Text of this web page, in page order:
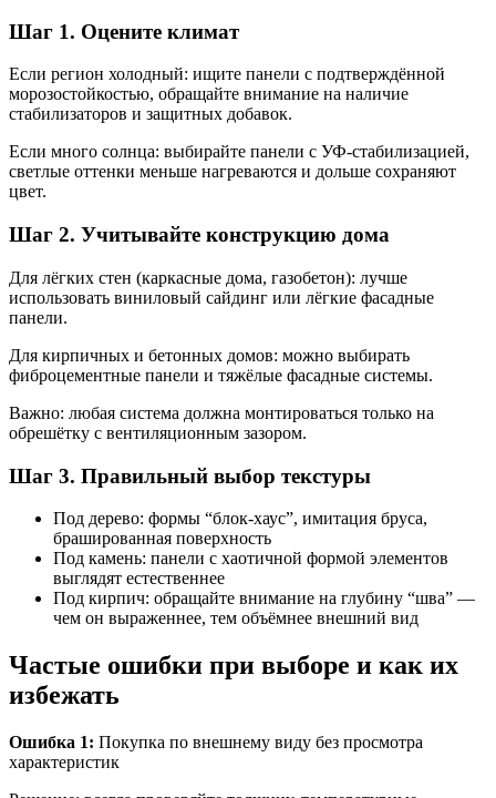
Шаг 1. Оцените климат
Если регион холодный: ищите панели с подтверждённой
морозостойкостью, обращайте внимание на наличие
стабилизаторов и защитных добавок.
Если много солнца: выбирайте панели с УФ-стабилизацией,
светлые оттенки меньше нагреваются и дольше сохраняют
цвет.
Шаг 2. Учитывайте конструкцию дома
Для лёгких стен (каркасные дома, газобетон): лучше
использовать виниловый сайдинг или лёгкие фасадные
панели.
Для кирпичных и бетонных домов: можно выбирать
фиброцементные панели и тяжёлые фасадные системы.
Важно: любая система должна монтироваться только на
обрешётку с вентиляционным зазором.
Шаг 3. Правильный выбор текстуры
Под дерево: формы “блок-хаус”, имитация бруса,
брашированная поверхность
Под камень: панели с хаотичной формой элементов
выглядят естественнее
Под кирпич: обращайте внимание на глубину “шва” —
чем он выраженнее, тем объёмнее внешний вид
Частые ошибки при выборе и как их
избежать
Ошибка 1: Покупка по внешнему виду без просмотра
характеристик